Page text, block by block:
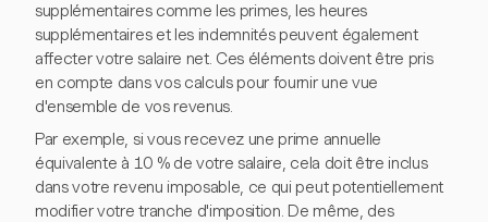
supplémentaires comme les primes, les heures
supplémentaires et les indemnités peuvent également
affecter votre salaire net. Ces éléments doivent être pris
en compte dans vos calculs pour fournir une vue
d'ensemble de vos revenus.
Par exemple, si vous recevez une prime annuelle
équivalente à 10 % de votre salaire, cela doit être inclus
dans votre revenu imposable, ce qui peut potentiellement
modifier votre tranche d'imposition. De même, des